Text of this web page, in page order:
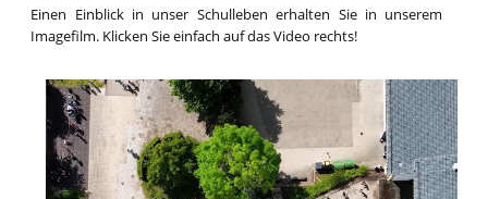
Einen Einblick in unser Schulleben erhalten Sie in unserem
Imagefilm. Klicken Sie einfach auf das Video rechts!